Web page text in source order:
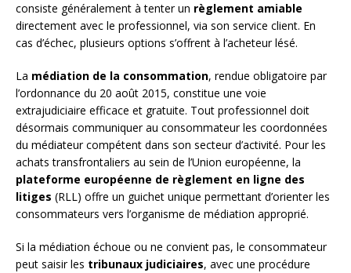
consiste généralement à tenter un règlement amiable
directement avec le professionnel, via son service client. En
cas d’échec, plusieurs options s’offrent à l’acheteur lésé.
La médiation de la consommation, rendue obligatoire par
l’ordonnance du 20 août 2015, constitue une voie
extrajudiciaire efficace et gratuite. Tout professionnel doit
désormais communiquer au consommateur les coordonnées
du médiateur compétent dans son secteur d’activité. Pour les
achats transfrontaliers au sein de l’Union européenne, la
plateforme européenne de règlement en ligne des
litiges (RLL) offre un guichet unique permettant d’orienter les
consommateurs vers l’organisme de médiation approprié.
Si la médiation échoue ou ne convient pas, le consommateur
peut saisir les tribunaux judiciaires, avec une procédure